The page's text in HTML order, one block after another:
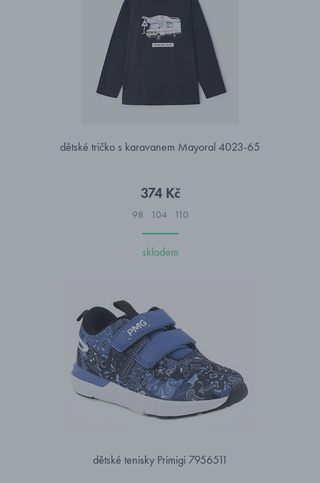
dětské tričko s karavanem Mayoral 4023-65
374 Kč
98 104 110
skladem
dětské tenisky Primigi 7956511